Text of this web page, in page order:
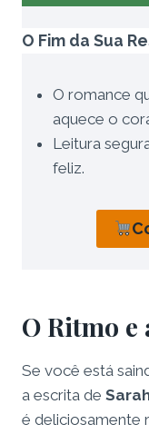
O Fim da Sua
O romance
aquece o
Leitura
feliz.
O Ritmo e
Se você está
a escrita de
é deliciosamente